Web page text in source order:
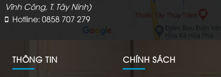
Vĩnh Công, T. Tây Ninh)
Hotline: 0858 707 279
THÔNG TIN CHÍNH SÁCH